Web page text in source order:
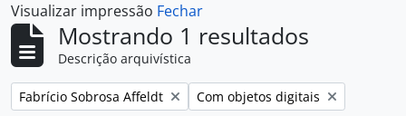
Visualizar impressão Fechar
Mostrando 1 resultados
Descrição arquivística
Remover filtro:
Fabrício Sobrosa Affeldt Remover filtro:
Com objetos digitais